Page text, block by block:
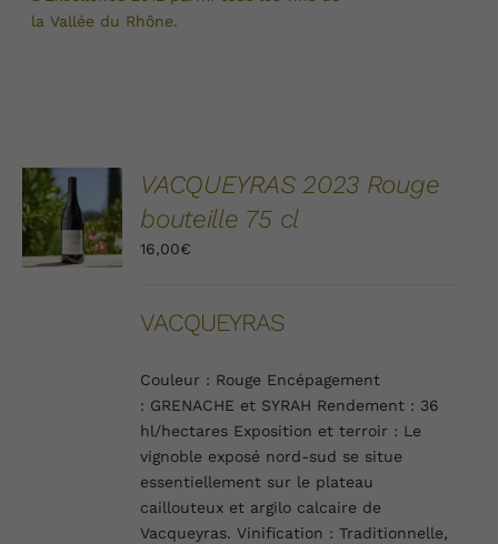
la Vallée du Rhône.
AJOUTER
AU
PANIER
DÉTAILS
VACQUEYRAS 2023 Rouge
bouteille 75 cl
16,00€
VACQUEYRAS
Couleur : Rouge Encépagement
: GRENACHE et SYRAH Rendement : 36
hl/hectares Exposition et terroir : Le
vignoble exposé nord-sud se situe
essentiellement sur le plateau
caillouteux et argilo calcaire de
Vacqueyras.Vinification : Traditionnelle,